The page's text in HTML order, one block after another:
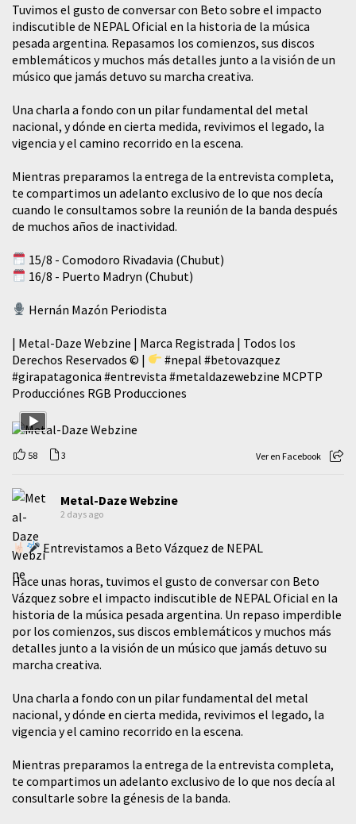
Tuvimos el gusto de conversar con Beto sobre el impacto
indiscutible de NEPAL Oficial en la historia de la música
pesada argentina. Repasamos los comienzos, sus discos
emblemáticos y muchos más detalles junto a la visión de un
músico que jamás detuvo su marcha creativa.
​Una charla a fondo con un pilar fundamental del metal
nacional, y dónde en cierta medida, revivimos el legado, la
vigencia y el camino recorrido en la escena.
Mientras preparamos la entrega de la entrevista completa,
te compartimos un adelanto exclusivo de lo que nos decía
cuando le consultamos sobre la reunión de la banda después
de muchos años de inactividad.
15/8 - Comodoro Rivadavia (Chubut)
16/8 - Puerto Madryn (Chubut)
Hernán Mazón Periodista
| Metal-Daze Webzine | Marca Registrada | Todos los
Derechos Reservados © |
#nepal #betovazquez
#girapatagonica #entrevista #metaldazewebzine MCPTP
Producciónes RGB Producciones
58 3 Ver en Facebook
Metal-Daze Webzine
2 days ago
Entrevistamos a Beto Vázquez de NEPAL
Hace unas horas, tuvimos el gusto de conversar con Beto
Vázquez sobre el impacto indiscutible de NEPAL Oficial en la
historia de la música pesada argentina. Un repaso imperdible
por los comienzos, sus discos emblemáticos y muchos más
detalles junto a la visión de un músico que jamás detuvo su
marcha creativa.
​Una charla a fondo con un pilar fundamental del metal
nacional, y dónde en cierta medida, revivimos el legado, la
vigencia y el camino recorrido en la escena.
Mientras preparamos la entrega de la entrevista completa,
te compartimos un adelanto exclusivo de lo que nos decía al
consultarle sobre la génesis de la banda.